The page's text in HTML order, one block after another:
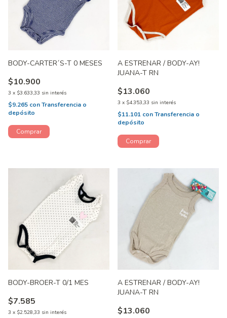
BODY-CARTER´S-T 0 MESES
$10.900
3 x $3.633,33 sin interés
$9.265 conTransferencia o
depósito
A ESTRENAR / BODY-AY!
JUANA-T RN
$13.060
3 x $4.353,33 sin interés
$11.101 conTransferencia o
depósito
BODY-BROER-T 0/1 MES
$7.585
3 x $2.528,33 sin interés
A ESTRENAR / BODY-AY!
JUANA-T RN
$13.060